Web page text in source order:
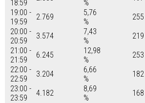
18:59
%
19:00 -
19:59
2.769
5,76
%
255
20:00 -
20:59
3.574
7,43
%
219
21:00 -
21:59
6.245
12,98
%
253
22:00 -
22:59
3.204
6,66
%
182
23:00 -
23:59
4.182
8,69
%
168